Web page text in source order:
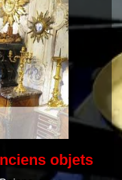
objets